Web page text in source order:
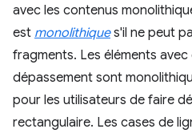
avec les contenus
est monolithiques'il ne peut
fragments. Les éléments
dépassement sont
pour les utilisateurs de faire
rectangulaire. Les cases de